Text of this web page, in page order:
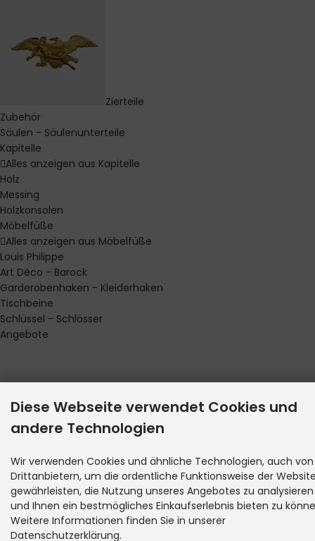
Zierteile
Zubehör
Säulen - Säulenunterteile
Kapitelle
Alles anzeigen aus Kapitelle
Holz
Messing
Holzkonsolen
Möbelfüße
Alles anzeigen aus Möbelfüße
Louis Philippe
Art Déco - Barock
Garderobenhaken - Kleiderhaken
Tischbeine
Schlüssel - Schlösser
Angebote
Diese Webseite verwendet Cookies und
andere Technologien
Wir verwenden Cookies und ähnliche Technologien, auch von
Drittanbietern, um die ordentliche Funktionsweise der
gewährleisten, die Nutzung unseres Angebotes zu analysieren
und Ihnen ein bestmögliches Einkaufserlebnis bieten zu
Weitere Informationen finden Sie in unserer
Datenschutzerklärung.